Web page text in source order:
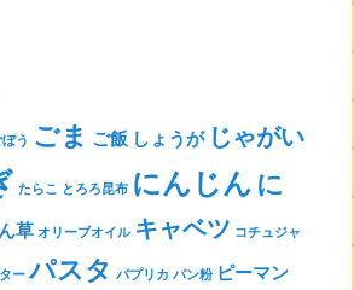
う ごま ご飯 しょうが じゃがい
たらこ とろろ昆布 にんじんに
草 オリーブオイル キャベツ コチュジャ
ー パスタ パプリカ パン粉 ピーマン